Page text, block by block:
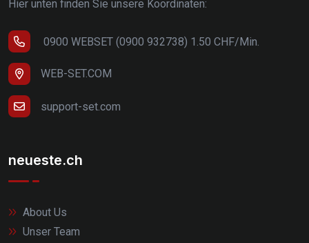
Hier unten finden Sie unsere Koordinaten:
0900 WEBSET (0900 932738) 1.50 CHF/Min.
WEB-SET.COM
support-set.com
neueste.ch
About Us
Unser Team